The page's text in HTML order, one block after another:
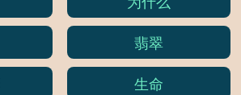
翡翠
生命